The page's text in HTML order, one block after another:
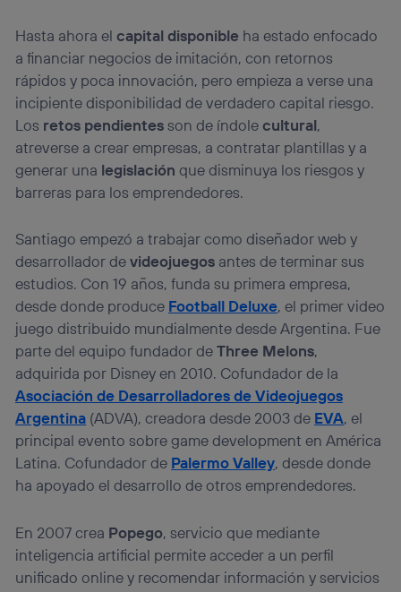
Hasta ahora elcapital disponible ha estado enfocado
a financiar negocios de imitación, con retornos
rápidos y poca innovación, pero empieza a verse una
incipiente disponibilidad de verdadero capital riesgo.
Los retos pendientesson de índolecultural,
atreverse a crear empresas, a contratar plantillas y a
generar una legislación que disminuya los riesgos y
barreras para los emprendedores.
Santiago empezó a trabajar como diseñador web y
desarrollador devideojuegos antes de terminar sus
estudios. Con 19 años, funda su primera empresa,
desde donde produce Football Deluxe, el primer video
juego distribuido mundialmente desde Argentina. Fue
parte del equipo fundador deThree Melons,
adquirida por Disney en 2010. Cofundador de la
Asociación de Desarrolladores de Videojuegos
Argentina (ADVA), creadora desde 2003 de EVA, el
principal evento sobre game development en América
Latina. Cofundador de Palermo Valley, desde donde
ha apoyado el desarrollo de otros emprendedores.
En 2007 crea Popego, servicio que mediante
inteligencia artificial permite acceder a un perfil
unificado online y recomendar información y servicios